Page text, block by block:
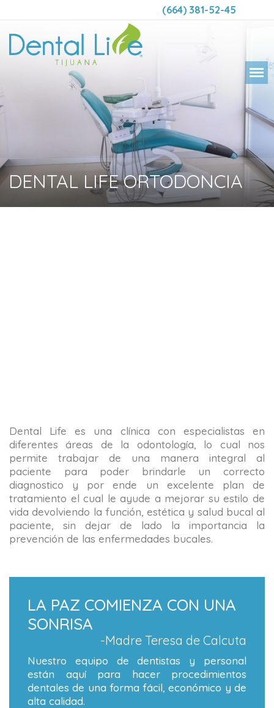
(664) 381-52-45
DENTAL LIFE ORTODONCIA
Dental Life es una clínica con especialistas en
diferentes áreas de la odontología, lo cual nos
permite trabajar de una manera integral al
paciente para poder brindarle un correcto
diagnostico y por ende un excelente plan de
tratamiento el cual le ayude a mejorar su estilo de
vida devolviendo la función, estética y salud bucal al
paciente, sin dejar de lado la importancia la
prevención de las enfermedades bucales.
LA PAZ COMIENZA CON UNA
SONRISA
-Madre Teresa de Calcuta
Nuestro equipo de dentistas y personal
están aquí para hacer procedimientos
dentales de una forma fácil, económico y de
alta calidad.